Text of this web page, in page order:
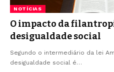
NOTÍCIAS
O impacto da
desigualdade social
Segundo o intermediário da lei
desigualdade social é…